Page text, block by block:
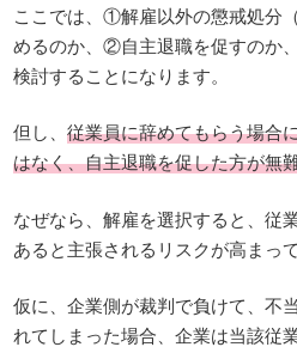
ここでは、①解雇以外の懲戒処分
めるのか、②自主退職を促すのか
検討することになります。
但し、従業員に辞めてもらう場合
はなく、自主退職を促した方が無
なぜなら、解雇を選択すると、従
あると主張されるリスクが高まっ
仮に、企業側が裁判で負けて、不
れてしまった場合、企業は当該従